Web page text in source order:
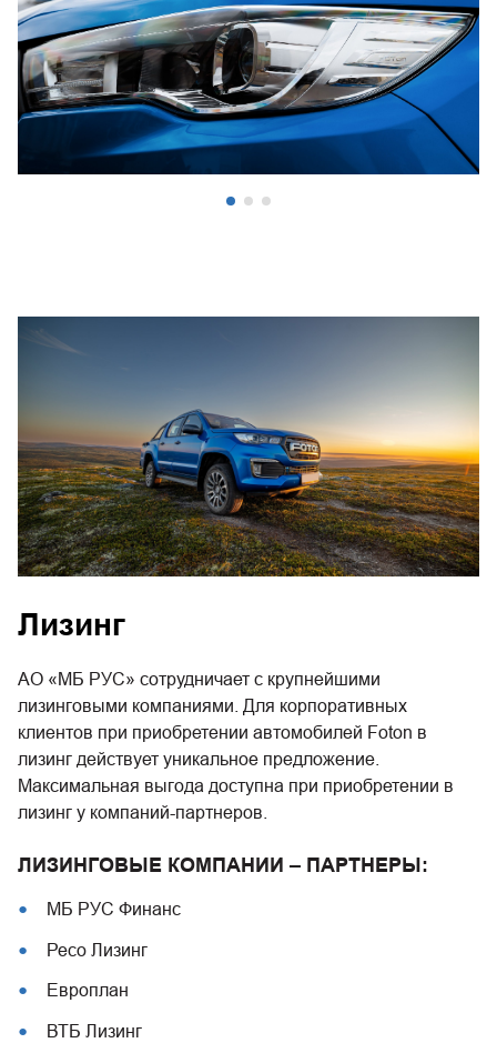
Лизинг
АО «МБ РУС» сотрудничает с крупнейшими
лизинговыми компаниями. Для корпоративных
клиентов при приобретении автомобилей Foton в
лизинг действует уникальное предложение.
Максимальная выгода доступна при приобретении в
лизинг у компаний-партнеров.
ЛИЗИНГОВЫЕ КОМПАНИИ – ПАРТНЕРЫ:
МБ РУС Финанс
Ресо Лизинг
Европлан
ВТБ Лизинг